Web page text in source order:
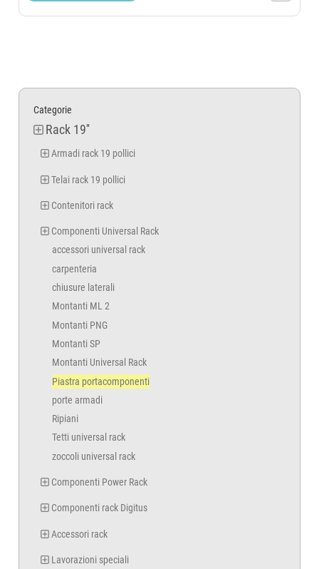
Categorie
Rack 19''
Armadi rack 19 pollici
Telai rack 19 pollici
Contenitori rack
Componenti Universal Rack
accessori universal rack
carpenteria
chiusure laterali
Montanti ML 2
Montanti PNG
Montanti SP
Montanti Universal Rack
Piastra portacomponenti
porte armadi
Ripiani
Tetti universal rack
zoccoli universal rack
Componenti Power Rack
Componenti rack Digitus
Accessori rack
Lavorazioni speciali